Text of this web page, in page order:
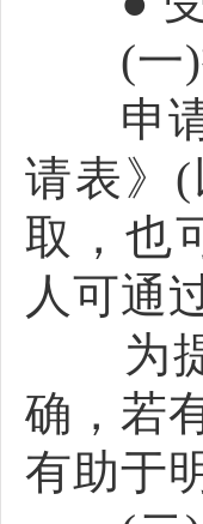
(一)
申请
请表》
取，也
人可通
为提
确，若
有助于